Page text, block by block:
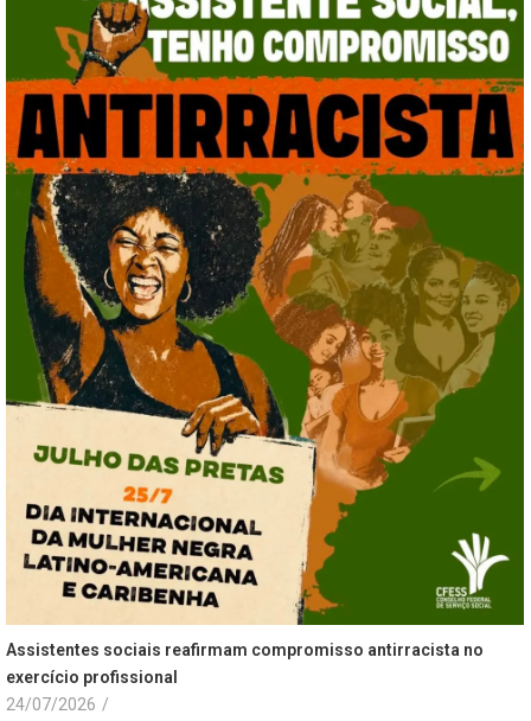
Assistentes sociais reafirmam compromisso antirracista no
exercício profissional
24/07/2026 /